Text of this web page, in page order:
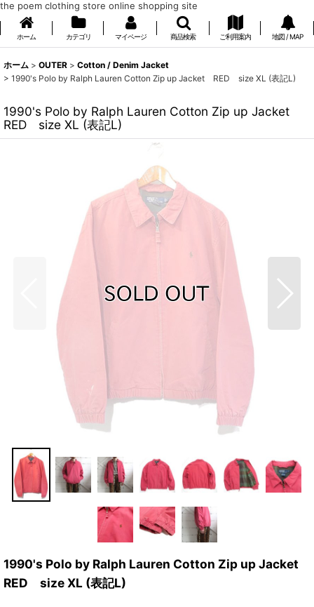
the poem clothing store online shopping site
ホーム カテゴリ マイページ 商品検索 ご利用案内 地図 / MAP
ホーム > OUTER > Cotton / Denim Jacket
> 1990's Polo by Ralph Lauren Cotton Zip up Jacket RED size XL (表記L)
1990's Polo by Ralph Lauren Cotton Zip up Jacket
RED size XL (表記L)
1990's Polo by Ralph Lauren Cotton Zip up Jacket
RED size XL (表記L)